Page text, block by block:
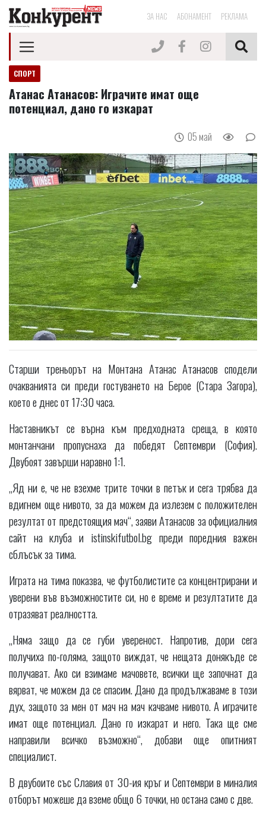
ЗА НАС АБОНАМЕНТ РЕКЛАМА
СПОРТ
Атанас Атанасов: Играчите имат още
потенциал, дано го изкарат
05 май
Старши треньорът на Монтана Атанас Атанасов сподели
очакванията си преди гостуването на Берое (Стара Загора),
което е днес от 17:30 часа.
Наставникът се върна към предходната среща, в която
монтанчани пропуснаха да победят Септември (София).
Двубоят завърши наравно 1:1.
„Яд ни е, че не взехме трите точки в петък и сега трябва да
вдигнем още нивото, за да можем да излезем с положителен
резултат от предстоящия мач“, заяви Атанасов за официалния
сайт на клуба и istinskifutbol.bg преди поредния важен
сблъсък за тима.
Играта на тима показва, че футболистите са концентрирани и
уверени във възможностите си, но е време и резултатите да
отразяват реалността.
„Няма защо да се губи увереност. Напротив, дори сега
получиха по-голяма, защото виждат, че нещата донякъде се
получават. Ако си взимаме мачовете, всички ще започнат да
вярват, че можем да се спасим. Дано да продължаваме в този
дух, защото за мен от мач на мач качваме нивото. А играчите
имат още потенциал. Дано го изкарат и него. Така ще сме
направили всичко възможно“, добави още опитният
специалист.
В двубоите със Славия от 30-ия кръг и Септември в миналия
отборът можеше да вземе общо 6 точки, но остана само с две.